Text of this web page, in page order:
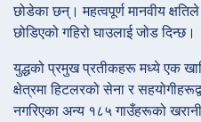
छोडेका छन्। महत्वपूर्ण मानवीय
छोडिएको गहिरो घाउलाई जोड दिन्छ।
युद्धको प्रमुख प्रतीकहरू मध्ये एक
क्षेत्रमा हिटलरको सेना र
नगरिएका अन्य १८५ गाउँहरूको